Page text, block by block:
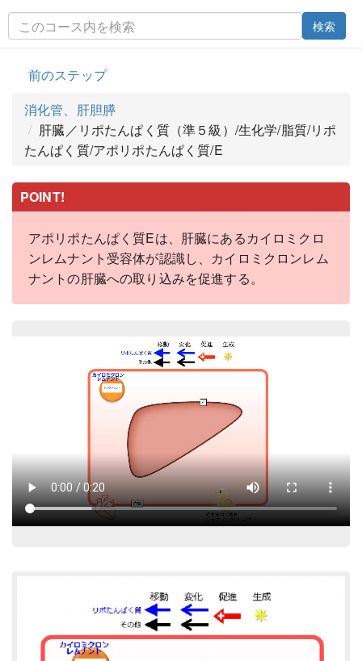
検索
前のステップ
消化管、肝胆膵
肝臓／リポたんぱく質（準５級）/生化学/脂質/リポ
たんぱく質/アポリポたんぱく質/E
POINT!
アポリポたんぱく質Eは、肝臓にあるカイロミクロ
ンレムナント受容体が認識し、カイロミクロンレム
ナントの肝臓への取り込みを促進する。